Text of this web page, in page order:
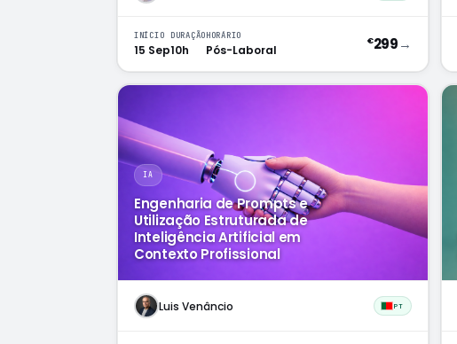
INÍCIO
15 Sep
DURAÇÃO
10h
HORÁRIO
Pós-Laboral
€299→
IA
Engenharia de Prompts e
Utilização Estruturada de
Inteligência Artificial em
Contexto Profissional
Luis Venâncio PT